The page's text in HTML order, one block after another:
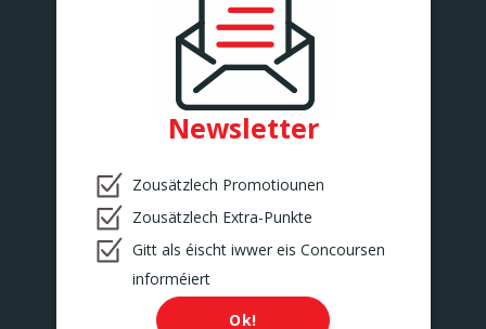
Newsletter
Zousätzlech Promotiounen
Zousätzlech Extra-Punkte
Gitt als éischt iwwer eis Concoursen
informéiert
Ok!